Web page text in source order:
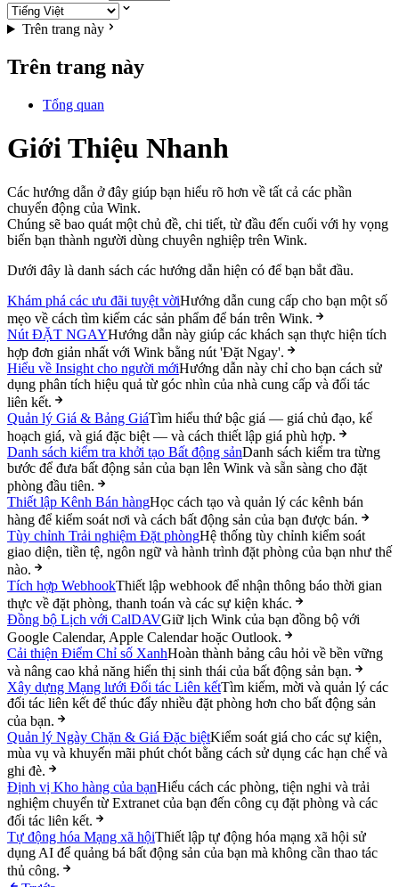
Trên trang này
Trên trang này
Tổng quan
Giới Thiệu Nhanh
Các hướng dẫn ở đây giúp bạn hiểu rõ hơn về tất cả các phần
chuyển động của Wink.
Chúng sẽ bao quát một chủ đề, chi tiết, từ đầu đến cuối với hy vọng
biến bạn thành người dùng chuyên nghiệp trên Wink.
Dưới đây là danh sách các hướng dẫn hiện có để bạn bắt đầu.
Khám phá các ưu đãi tuyệt vờiHướng dẫn cung cấp cho bạn một số
mẹo về cách tìm kiếm các sản phẩm để bán trên Wink.
Nút ĐẶT NGAYHướng dẫn này giúp các khách sạn thực hiện tích
hợp đơn giản nhất với Wink bằng nút 'Đặt Ngay'.
Hiểu về Insight cho người mớiHướng dẫn này chỉ cho bạn cách sử
dụng phân tích hiệu quả từ góc nhìn của nhà cung cấp và đối tác
liên kết.
Quản lý Giá & Bảng GiáTìm hiểu thứ bậc giá — giá chủ đạo, kế
hoạch giá, và giá đặc biệt — và cách thiết lập giá phù hợp.
Danh sách kiểm tra khởi tạo Bất động sảnDanh sách kiểm tra từng
bước để đưa bất động sản của bạn lên Wink và sẵn sàng cho đặt
phòng đầu tiên.
Thiết lập Kênh Bán hàngHọc cách tạo và quản lý các kênh bán
hàng để kiểm soát nơi và cách bất động sản của bạn được bán.
Tùy chỉnh Trải nghiệm Đặt phòngHệ thống tùy chỉnh kiểm soát
giao diện, tiền tệ, ngôn ngữ và hành trình đặt phòng của bạn như thế
nào.
Tích hợp WebhookThiết lập webhook để nhận thông báo thời gian
thực về đặt phòng, thanh toán và các sự kiện khác.
Đồng bộ Lịch với CalDAVGiữ lịch Wink của bạn đồng bộ với
Google Calendar, Apple Calendar hoặc Outlook.
Cải thiện Điểm Chỉ số XanhHoàn thành bảng câu hỏi về bền vững
và nâng cao khả năng hiển thị sinh thái của bất động sản bạn.
Xây dựng Mạng lưới Đối tác Liên kếtTìm kiếm, mời và quản lý các
đối tác liên kết để thúc đẩy nhiều đặt phòng hơn cho bất động sản
của bạn.
Quản lý Ngày Chặn & Giá Đặc biệtKiểm soát giá cho các sự kiện,
mùa vụ và khuyến mãi phút chót bằng cách sử dụng các hạn chế và
ghi đè.
Định vị Kho hàng của bạnHiểu cách các phòng, tiện nghi và trải
nghiệm chuyển từ Extranet của bạn đến công cụ đặt phòng và các
đối tác liên kết.
Tự động hóa Mạng xã hộiThiết lập tự động hóa mạng xã hội sử
dụng AI để quảng bá bất động sản của bạn mà không cần thao tác
thủ công.